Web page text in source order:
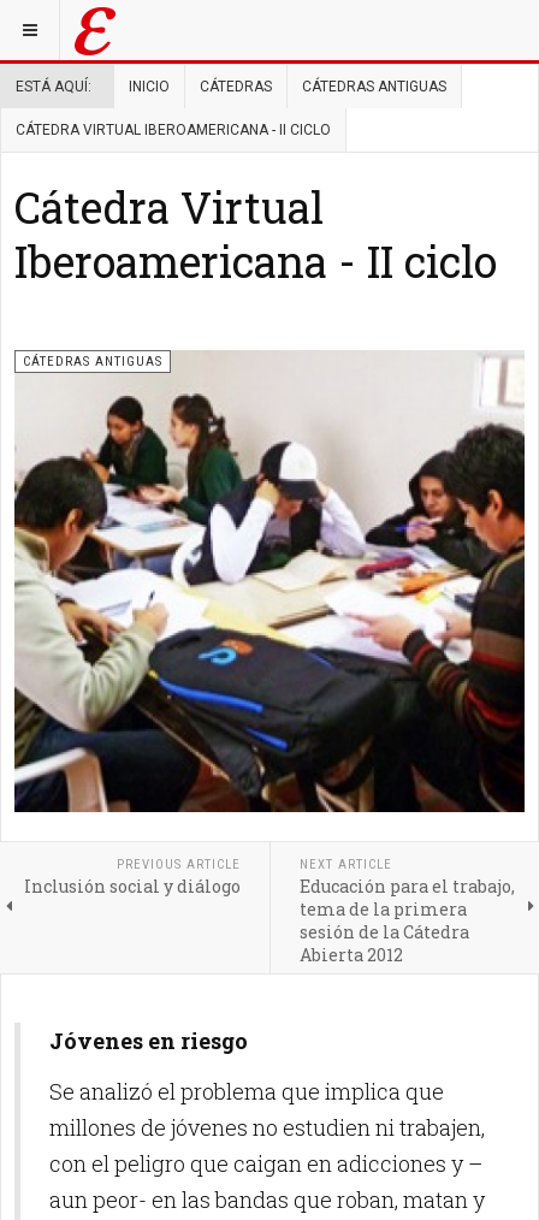
ESTÁ AQUÍ: INICIO CÁTEDRAS CÁTEDRAS ANTIGUAS
CÁTEDRA VIRTUAL IBEROAMERICANA - II CICLO
Cátedra Virtual
Iberoamericana - II ciclo
CÁTEDRAS ANTIGUAS
PREVIOUS ARTICLE
Inclusión social y diálogo
NEXT ARTICLE
Educación para el trabajo,
tema de la primera
sesión de la Cátedra
Abierta 2012
Jóvenes en riesgo
Se analizó el problema que implica que
millones de jóvenes no estudien ni trabajen,
con el peligro que caigan en adicciones y –
aun peor- en las bandas que roban, matan y